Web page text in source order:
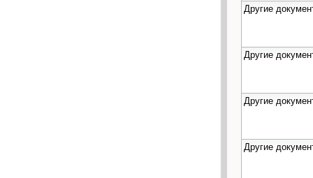
Другие
Другие
Другие
Другие